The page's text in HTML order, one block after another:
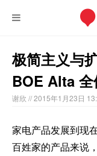
极简主义与
BOE Alta
谢欣 // 2015年1月23日
家电产品发展到现
百姓家的产品来说